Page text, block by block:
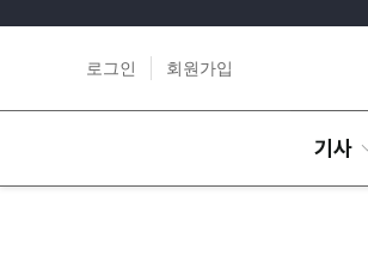
로그인 회원가입
기사